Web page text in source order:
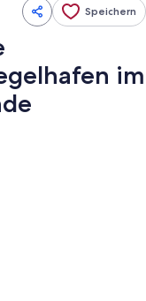
Speichern
im